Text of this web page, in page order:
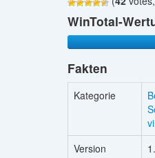
WinTotal-
Fakten
Kategorie
Version